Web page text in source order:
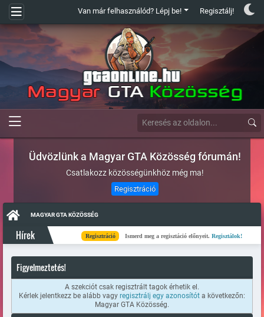
Van már felhasználód? Lépj be! Regisztálj!
Üdvözlünk a Magyar GTA Közösség fórumán!
Csatlakozz közösségünkhöz még ma!
Regisztráció
MAGYAR GTA KÖZÖSSÉG
Hírek Regisztráció Ismerd meg a regisztáció előnyeit.Regisztálok!
Figyelmeztetés!
A szekciót csak regisztrált tagok érhetik el.
Kérlek jelentkezz be alább vagy regisztrálj egy azonosítót a következőn:
Magyar GTA Közösség.